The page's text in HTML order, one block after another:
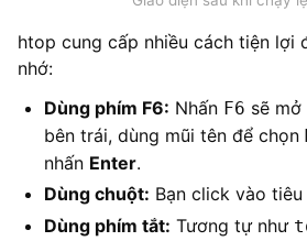
htop cung cấp nhiều cách tiện lợi
nhớ:
Dùng phím F6: Nhấn F6 sẽ
bên trái, dùng mũi tên để chọn
nhấn Enter.
Dùng chuột: Bạn click vào
Dùng phím tắt: Tương tự như